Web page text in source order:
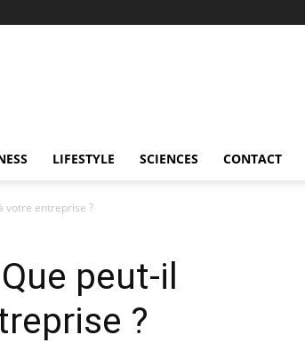
LIFESTYLE SCIENCES CONTACT
votre entreprise ?
peut-il
?